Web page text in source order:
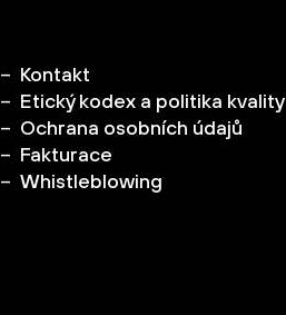
Kontakt
Etický kodex a politika kvality
Ochrana osobních údajů
Fakturace
Whistleblowing